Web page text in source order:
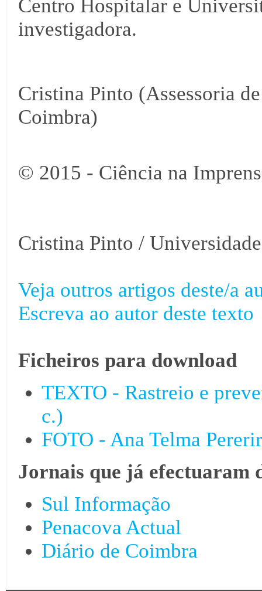
Centro Hospitalar e
investigadora.
Cristina Pinto (Assessoria
Coimbra)
© 2015 - Ciência na
Cristina Pinto /
Veja outros artigos deste/a
Escreva ao autor deste texto
Ficheiros para download
TEXTO - Rastreio e
c.)
FOTO - Ana Telma
Jornais que já efectuaram
Sul Informação
Penacova Actual
Diário de Coimbra